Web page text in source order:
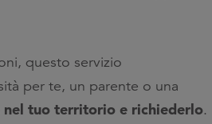
questo servizio
per te, un parente o una
tuo territorio e richiederlo.